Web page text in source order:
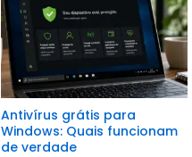
Antivírus grátis para
Windows: Quais funcionam
de verdade